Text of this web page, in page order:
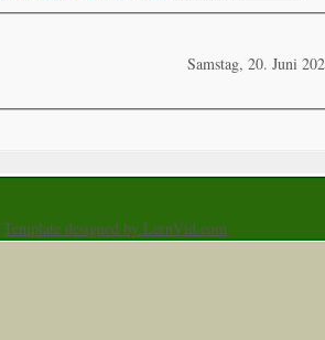
Samstag, 20. Juni
Template designed by LernVid.com